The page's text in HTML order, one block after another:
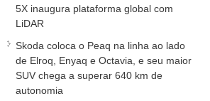
5X inaugura plataforma global com
LiDAR
Skoda coloca o Peaq na linha ao lado
de Elroq, Enyaq e Octavia, e seu maior
SUV chega a superar 640 km de
autonomia